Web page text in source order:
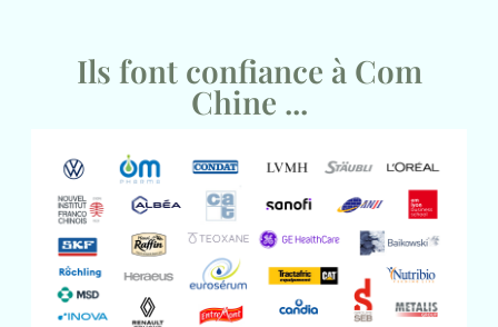
Entreprise
Adaptable à vos besoins
Certifié Qualiopi dans la catégorie Actions de
formation, Com Chine accompagne depuis 2014 les
entreprises françaises et chinoises dans leur
collaboration, les aide à mieux comprendre leurs
différences culturelles et à travailler plus
efficacement ensemble.
Ils font confiance à Com
Chine ...